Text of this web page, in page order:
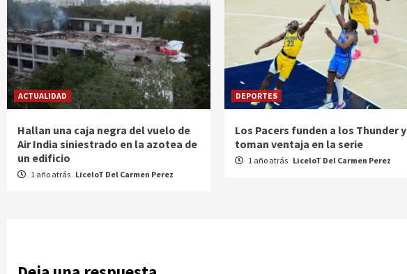
ACTUALIDAD
Hallan una caja negra del vuelo de
Air India siniestrado en la azotea de
un edificio
1 año atrás LiceloT Del Carmen Perez
DEPORTES
Los Pacers funden a los Thunder y
toman ventaja en la serie
1 año atrás LiceloT Del Carmen Perez